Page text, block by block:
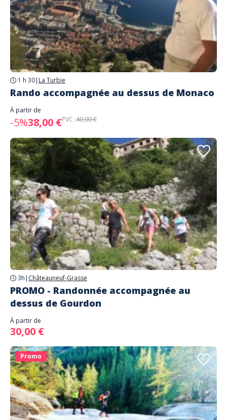
1 h 30| La Turbie
Rando accompagnée au dessus de Monaco
À partir de
-5%38,00 €PVC :40,00 €
3h | Châteauneuf-Grasse
PROMO - Randonnée accompagnée au
dessus de Gourdon
À partir de
30,00 €
Promo